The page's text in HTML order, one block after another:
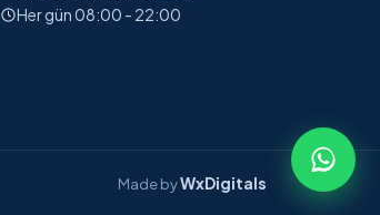
Her gün 08:00 - 22:00
Made byWxDigitals